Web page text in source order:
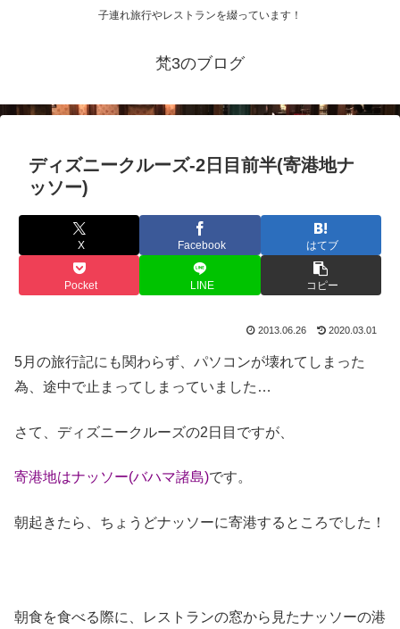
子連れ旅行やレストランを綴っています！
梵3のブログ
ディズニークルーズ-2日目前半(寄港地ナ
ッソー)
X Facebook はてブ
Pocket LINE コピー
2013.06.26 2020.03.01
5月の旅行記にも関わらず、パソコンが壊れてしまった
為、途中で止まってしまっていました…
さて、ディズニークルーズの2日目ですが、
寄港地はナッソー(バハマ諸島)です。
朝起きたら、ちょうどナッソーに寄港するところでした！
朝食を食べる際に、レストランの窓から見たナッソーの港